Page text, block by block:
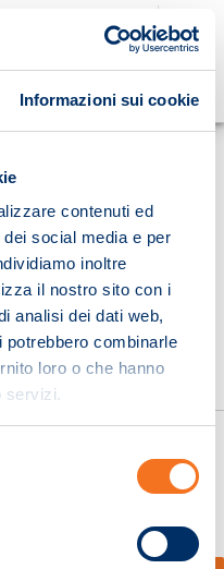
Informazioni sui cookie
contenuti ed
social media e per
inoltre
il nostro sito con i
analisi dei dati web,
potrebbero combinarle
loro o che hanno
servizi.